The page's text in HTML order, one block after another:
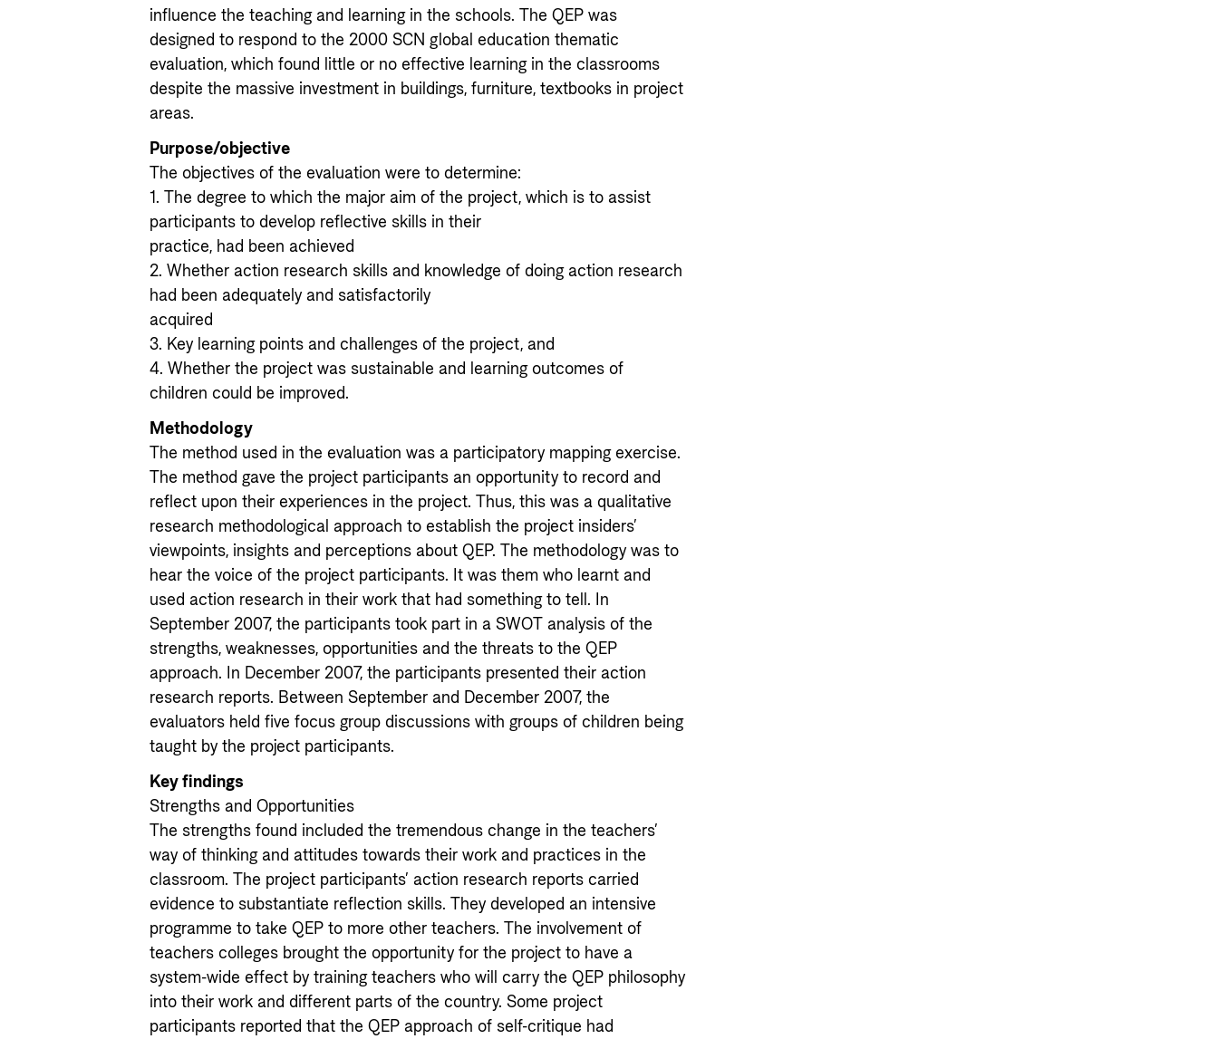
influence the teaching and learning in the schools. The QEP was
designed to respond to the 2000 SCN global education thematic
evaluation, which found little or no effective learning in the classrooms
despite the massive investment in buildings, furniture, textbooks in project
areas.
Purpose/objective
The objectives of the evaluation were to determine:
1. The degree to which the major aim of the project, which is to assist
participants to develop reflective skills in their
practice, had been achieved
2. Whether action research skills and knowledge of doing action research
had been adequately and satisfactorily
acquired
3. Key learning points and challenges of the project, and
4. Whether the project was sustainable and learning outcomes of
children could be improved.
Methodology
The method used in the evaluation was a participatory mapping exercise.
The method gave the project participants an opportunity to record and
reflect upon their experiences in the project. Thus, this was a qualitative
research methodological approach to establish the project insiders’
viewpoints, insights and perceptions about QEP. The methodology was to
hear the voice of the project participants. It was them who learnt and
used action research in their work that had something to tell. In
September 2007, the participants took part in a SWOT analysis of the
strengths, weaknesses, opportunities and the threats to the QEP
approach. In December 2007, the participants presented their action
research reports. Between September and December 2007, the
evaluators held five focus group discussions with groups of children being
taught by the project participants.
Key findings
Strengths and Opportunities
The strengths found included the tremendous change in the teachers’
way of thinking and attitudes towards their work and practices in the
classroom. The project participants’ action research reports carried
evidence to substantiate reflection skills. They developed an intensive
programme to take QEP to more other teachers. The involvement of
teachers colleges brought the opportunity for the project to have a
system-wide effect by training teachers who will carry the QEP philosophy
into their work and different parts of the country. Some project
participants reported that the QEP approach of self-critique had